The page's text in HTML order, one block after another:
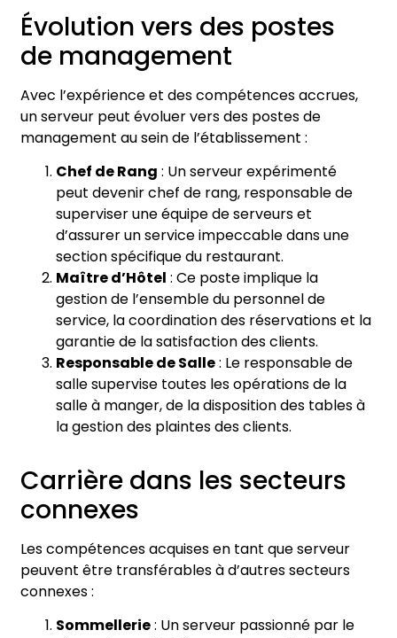
Évolution vers des postes
de management
Avec l’expérience et des compétences accrues,
un serveur peut évoluer vers des postes de
management au sein de l’établissement :
Chef de Rang : Un serveur expérimenté
peut devenir chef de rang, responsable de
superviser une équipe de serveurs et
d’assurer un service impeccable dans une
section spécifique du restaurant.
Maître d’Hôtel : Ce poste implique la
gestion de l’ensemble du personnel de
service, la coordination des réservations et la
garantie de la satisfaction des clients.
Responsable de Salle: Le responsable de
salle supervise toutes les opérations de la
salle à manger, de la disposition des tables à
la gestion des plaintes des clients.
Carrière dans les secteurs
connexes
Les compétences acquises en tant que serveur
peuvent être transférables à d’autres secteurs
connexes :
Sommellerie: Un serveur passionné par le